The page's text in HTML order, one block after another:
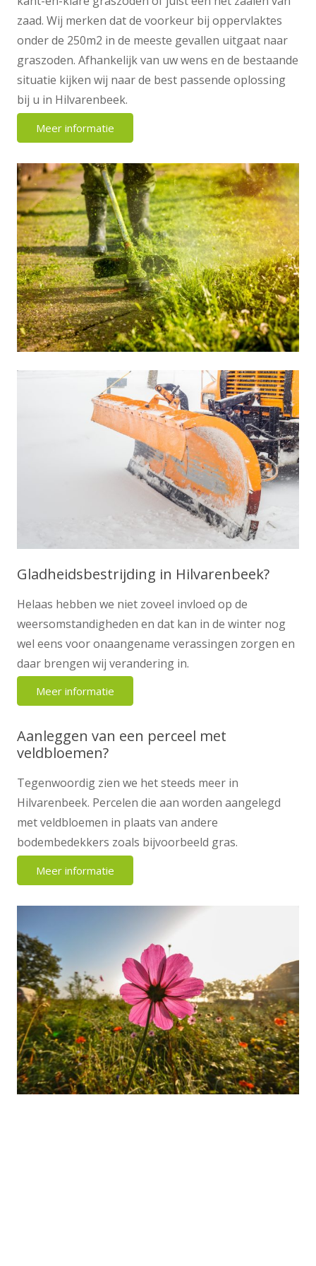
zaad. Wij merken dat de voorkeur bij oppervlaktes
onder de 250m2 in de meeste gevallen uitgaat naar
graszoden. Afhankelijk van uw wens en de bestaande
situatie kijken wij naar de best passende oplossing
bij u in Hilvarenbeek.
Meer informatie
Gladheidsbestrijding in Hilvarenbeek?
Helaas hebben we niet zoveel invloed op de
weersomstandigheden en dat kan in de winter nog
wel eens voor onaangename verassingen zorgen en
daar brengen wij verandering in.
Meer informatie
Aanleggen van een perceel met
veldbloemen?
Tegenwoordig zien we het steeds meer in
Hilvarenbeek. Percelen die aan worden aangelegd
met veldbloemen in plaats van andere
bodembedekkers zoals bijvoorbeeld gras.
Meer informatie